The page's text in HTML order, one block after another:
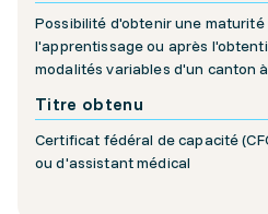
Possibilité d'obtenir une
l'apprentissage ou après
modalités variables d'un canton
Titre obtenu
Certificat fédéral de capacité
ou d'assistant médical